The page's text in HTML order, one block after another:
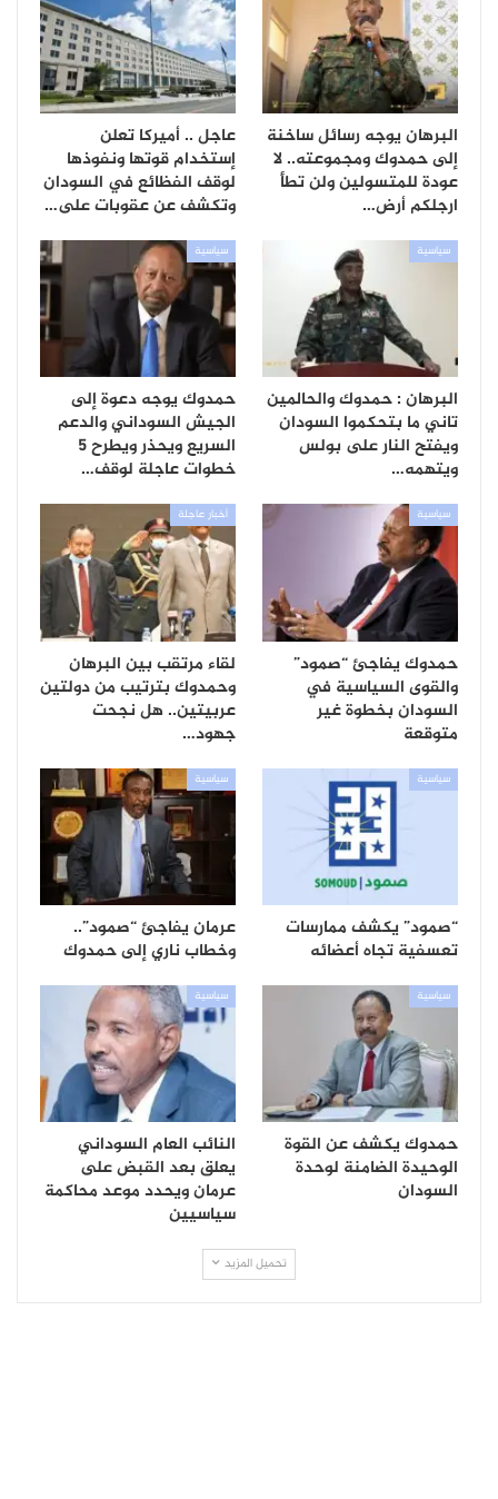
البرهان يوجه رسائل ساخنة
إلى حمدوك ومجموعته.. لا
عودة للمتسولين ولن تطأ
ارجلكم أرض…
عاجل .. أميركا تعلن
إستخدام قوتها ونفوذها
لوقف الفظائع في السودان
وتكشف عن عقوبات على…
سياسية
البرهان : حمدوك والحالمين
تاني ما بتحكموا السودان
ويفتح النار على بولس
ويتهمه…
سياسية
حمدوك يوجه دعوة إلى
الجيش السوداني والدعم
السريع ويحذر ويطرح 5
خطوات عاجلة لوقف…
سياسية
حمدوك يفاجئ “صمود”
والقوى السياسية في
السودان بخطوة غير
متوقعة
أخبار عاجلة
لقاء مرتقب بين البرهان
وحمدوك بترتيب من دولتين
عربيتين.. هل نجحت
جهود…
سياسية
“صمود” يكشف ممارسات
تعسفية تجاه أعضائه
سياسية
عرمان يفاجئ “صمود”..
وخطاب ناري إلى حمدوك
سياسية
حمدوك يكشف عن القوة
الوحيدة الضامنة لوحدة
السودان
سياسية
النائب العام السوداني
يعلق بعد القبض على
عرمان ويحدد موعد محاكمة
سياسيين
تحميل المزيد